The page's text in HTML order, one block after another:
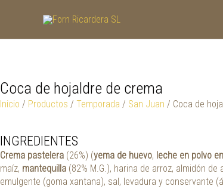
Coca de hojaldre de crema
Inicio / Productos / Temporada / San Juan / Coca de
INGREDIENTES
Crema pastelera (26%) (yema de huevo, leche en polvo
maíz, mantequilla (82% M.G.), harina de arroz, almidón de
emulgente (goma xantana), sal, levadura y conservante